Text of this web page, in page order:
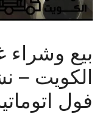
بيع
الكويت –
فول